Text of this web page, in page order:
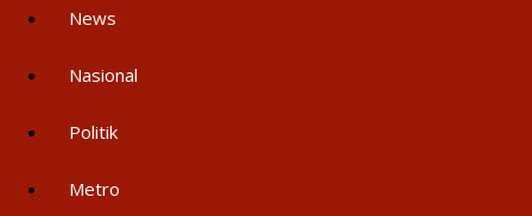
News
Nasional
Politik
Metro